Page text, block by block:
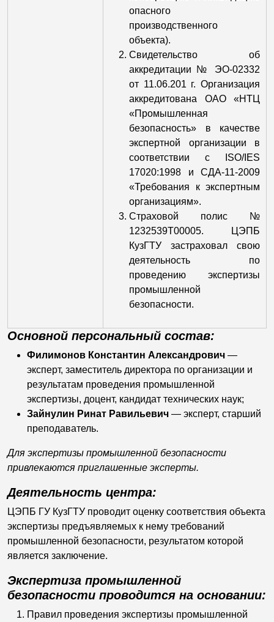
опасного
производственного
объекта).
Свидетельство об
аккредитации № ЭО-02332
от 11.06.201 г. Организация
аккредитована ОАО «НТЦ
«Промышленная
безопасность» в качестве
экспертной организации в
соответствии с ISO/IES
17020:1998 и СДА-11-2009
«Требования к экспертным
организациям».
Страховой полис №
1232539Т00005. ЦЭПБ
КузГТУ застраховал свою
деятельность по
проведению экспертизы
промышленной
безопасности.
Основной персональный состав:
Филимонов Константин Александрович —
эксперт, заместитель директора по организации и
результатам проведения промышленной
экспертизы, доцент, кандидат технических наук;
Зайнулин Ринат Равильевич — эксперт, старший
преподаватель.
Для экспертизы промышленной безопасности
привлекаются приглашенные эксперты.
Деятельность центра:
ЦЭПБ ГУ КузГТУ проводит оценку соответствия объекта
экспертизы предъявляемых к нему требований
промышленной безопасности, результатом которой
является заключение.
Экспертиза промышленной
безопасности проводится на основании:
Правил проведения экспертизы промышленной